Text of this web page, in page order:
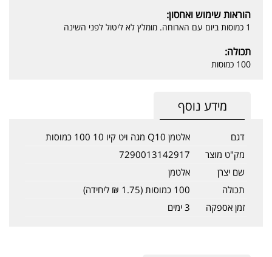
הוראות שימוש ואחסון:
1 כמוסות ביום עם הארוחה. מומלץ לא ליטול לפני השינה
תכולה:
100 כמוסות
מידע נוסף
דגם
אלטמן Q10 מגה ויט קיו 10 100 כמוסות
מק"ט מוצר
7290013142917
שם יצרן
אלטמן
תכולה
100 כמוסות (1.75 ₪ ליחידה)
זמן אספקה
3 ימים